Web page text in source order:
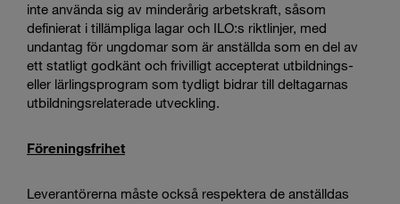
inte använda sig av minderårig arbetskraft, såsom
definierat i tillämpliga lagar och ILO:s riktlinjer, med
undantag för ungdomar som är anställda som en del av
ett statligt godkänt och frivilligt accepterat utbildnings-
eller lärlingsprogram som tydligt bidrar till deltagarnas
utbildningsrelaterade utveckling.
Föreningsfrihet
Leverantörerna måste också respektera de anställdas